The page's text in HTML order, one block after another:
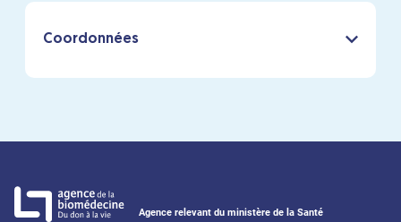
Coordonnées
Agence relevant du ministère de la Santé